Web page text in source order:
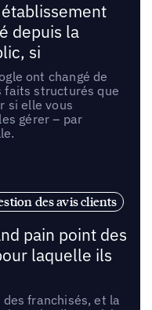
depuis la
si
ont changé de
faits structurés que
si elle vous
gérer – par
des avis clients
pain point des
laquelle ils
franchisés, et la